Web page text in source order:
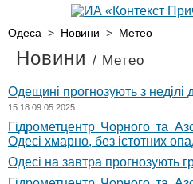
Одеса > Новини > Метео
Новини / Метео
Одещині прогнозують з неділі
15:18 09.05.2025
Гідрометцентр Чорного та
Одесі хмарно, без істотних
Одесі на завтра прогнозують